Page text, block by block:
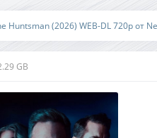
Huntsman (2026) WEB-DL 720p от
GB